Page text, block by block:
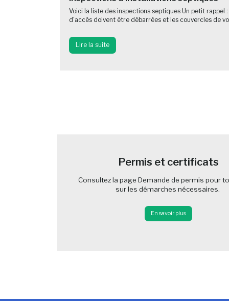
Voici la liste des inspections septiques Un petit rappel
d'accès doivent être débarrées et les couvercles de
Lire la suite
Permis et certificats
Consultez la page Demande de permis pour
sur les démarches nécessaires.
En savoir plus